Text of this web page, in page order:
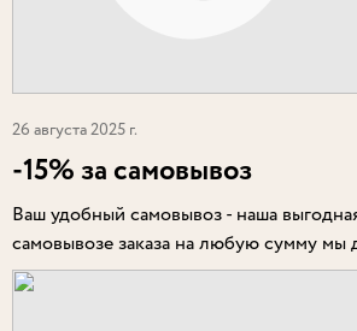
26 августа 2025 г.
-15% за самовывоз
Ваш удобный самовывоз - наша
самовывозе заказа на любую сумму мы